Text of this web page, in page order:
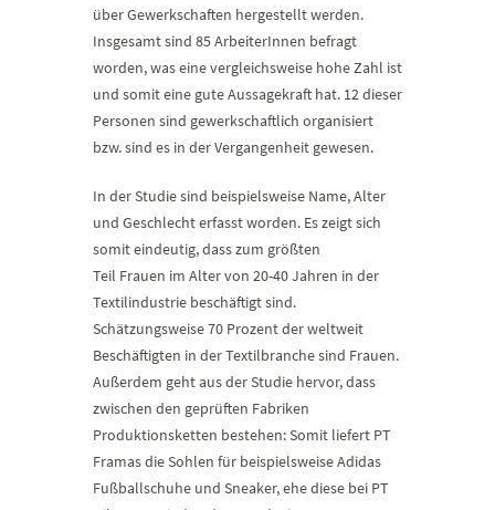
über Gewerkschaften hergestellt werden.
Insgesamt sind 85 ArbeiterInnen befragt
worden, was eine vergleichsweise hohe Zahl ist
und somit eine gute Aussagekraft hat. 12 dieser
Personen sind gewerkschaftlich organisiert
bzw. sind es in der Vergangenheit gewesen.
In der Studie sind beispielsweise Name, Alter
und Geschlecht erfasst worden. Es zeigt sich
somit eindeutig, dass zum größten
Teil Frauen im Alter von 20-40 Jahren in der
Textilindustrie beschäftigt sind.
Schätzungsweise 70 Prozent der weltweit
Beschäftigten in der Textilbranche sind Frauen.
Außerdem geht aus der Studie hervor, dass
zwischen den geprüften Fabriken
Produktionsketten bestehen: Somit liefert PT
Framas die Sohlen für beispielsweise Adidas
Fußballschuhe und Sneaker, ehe diese bei PT